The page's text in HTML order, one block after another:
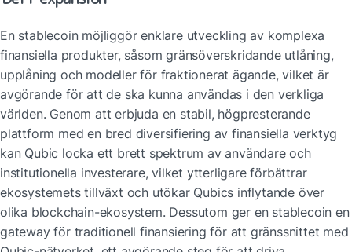
En stablecoin möjliggör enklare utveckling av komplexa
finansiella produkter, såsom gränsöverskridande utlåning,
upplåning och modeller för fraktionerat ägande, vilket är
avgörande för att de ska kunna användas i den verkliga
världen. Genom att erbjuda en stabil, högpresterande
plattform med en bred diversifiering av finansiella verktyg
kan Qubic locka ett brett spektrum av användare och
institutionella investerare, vilket ytterligare förbättrar
ekosystemets tillväxt och utökar Qubics inflytande över
olika blockchain-ekosystem. Dessutom ger en stablecoin en
gateway för traditionell finansiering för att gränssnittet med